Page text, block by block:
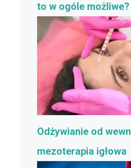
to w ogóle możliwe?
Odżywianie od
mezoterapia igłowa